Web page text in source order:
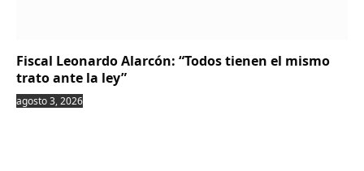
Fiscal Leonardo Alarcón: “Todos tienen el mismo
trato ante la ley”
agosto 3, 2026